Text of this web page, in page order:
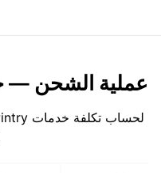
عملية الشحن —